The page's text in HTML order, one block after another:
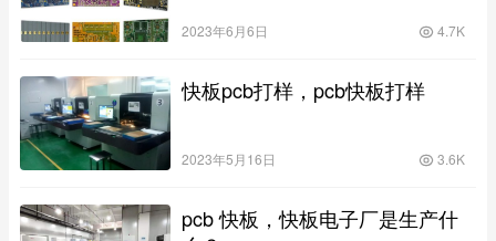
2023年6月6日 4.7K
快板pcb打样，pcb快板打样
2023年5月16日 3.6K
pcb 快板，快板电子厂是生产什